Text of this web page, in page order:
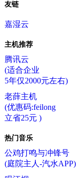
友链
嘉湿云
主机推荐
腾讯云
(适合企业
5年仅2000元左右)
老薛主机
(优惠码:feilong
立省25元 )
热门音乐
公鸡打鸣与冲锋号
(庭院主人-汽水APP)